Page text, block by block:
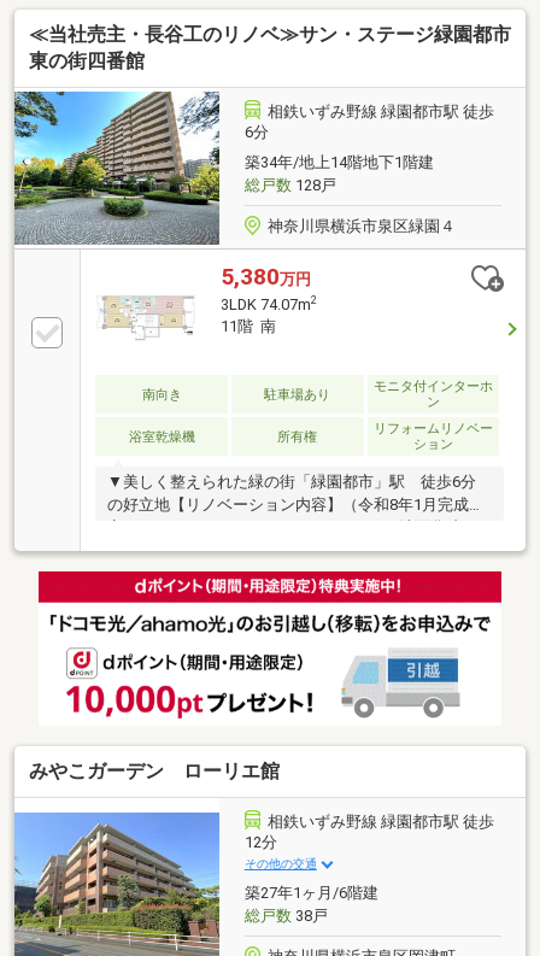
す。お家探しを始めてみようと思われたらまずは、お
気軽に東宝ハウス新横浜に相談してみませんか？何も
決まっていなくて大丈夫！まずはお客様の夢をお聞か
るように、スタッフ一同【夢に人に住まいに本気で
す！】お客様のお問合せをお待ちしております☆
≪当社売主・長谷工のリノベ≫サン・ステージ緑園都市
東の街四番館
相鉄いずみ野線 緑園都市駅 徒歩
6分
築34年/地上14階地下1階建
総戸数128戸
神奈川県横浜市泉区緑園４
5,380万円
3LDK 74.07m2
11階 南
南向き 駐車場あり
モニタ付インターホ
ン
浴室乾燥機 所有権
リフォームリノベー
ション
▼美しく整えられた緑の街「緑園都市」駅 徒歩6分
の好立地【リノベーション内容】（令和8年1月完成予
台・シャワートイレ・建具・下足入・カーテンレー
ル・浴室乾燥機など新規交換●フローリング・クロ
ス・フロアタイル・網戸交換●専有部内給水・給湯・
追焚・排水管交換（埋設部除く）●ハウスクリーニン
（約415m）〇ファミリーマート緑園都市駅東口店 徒
歩5分（約360m）〇ハックドラッグ緑園都市店 徒歩
4分（約310m）〇横浜市立義務教育学校緑園学園 徒
みやこガーデン ローリエ館
相鉄いずみ野線 緑園都市駅 徒歩
12分
その他の交通
築27年1ヶ月/6階建
総戸数38戸